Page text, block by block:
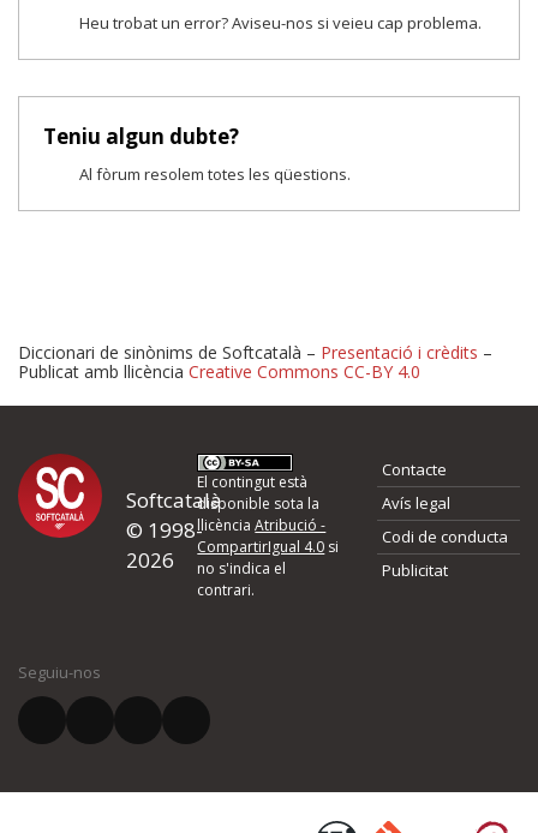
Heu trobat un error? Aviseu-nos si veieu cap problema.
Teniu algun dubte?
Al fòrum resolem totes les qüestions.
Proposeu-nos millores o
d'errors
Si heu trobat un error o voleu proposar alguna millora, ompliu els
quina és la millora que proposeu o l'error del qual voleu informar-
El vostre correu electrònic *
Diccionari de sinònims de Softcatalà – Presentació i crèdits –
Publicat amb llicència Creative Commons CC-BY 4.0
Softcatalà
© 1998-
2026
El contingut està
disponible sota la
llicènciaAtribució -
CompartirIgual 4.0 si
no s'indica el
contrari.
Contacte
Avís legal
Codi de conducta
Publicitat
Seguiu-nos